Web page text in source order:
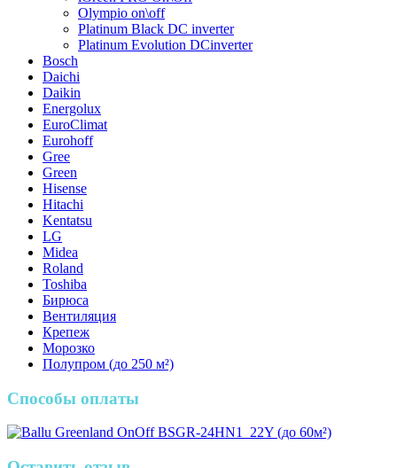
Olympio on\off
Platinum Black DC inverter
Platinum Evolution DCinverter
Bosch
Daichi
Daikin
Energolux
EuroClimat
Eurohoff
Gree
Green
Hisense
Hitachi
Kentatsu
LG
Midea
Roland
Toshiba
Бирюса
Вентиляция
Крепеж
Морозко
Полупром (до 250 м²)
Способы оплаты